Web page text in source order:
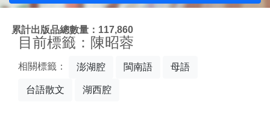
累計出版品總數量：117,860
目前標籤：陳昭蓉
相關標籤： 澎湖腔 閩南語 母語
台語散文 湖西腔